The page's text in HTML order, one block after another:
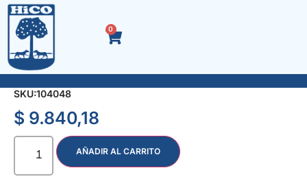
0
FAJA LUMBAR REF. L – T3. MUSTANG
SKU:104048
$ 9.840,18
AÑADIR AL CARRITO